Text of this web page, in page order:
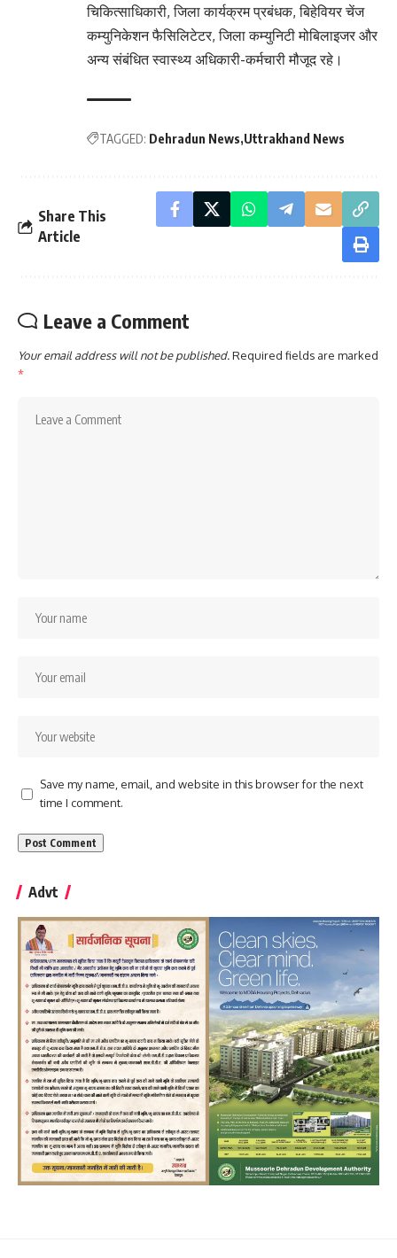
चिकित्साधिकारी, जिला कार्यक्रम प्रबंधक, बिहेवियर चेंज
कम्युनिकेशन फैसिलिटेटर, जिला कम्युनिटी मोबिलाइजर और
अन्य संबंधित स्वास्थ्य अधिकारी-कर्मचारी मौजूद रहे।
TAGGED: Dehradun News Uttrakhand News
Share This
Article
Leave a Comment
Your email address will not be published.Required fields are marked
*
Save my name, email, and website in this browser for the next
time I comment.
Advt